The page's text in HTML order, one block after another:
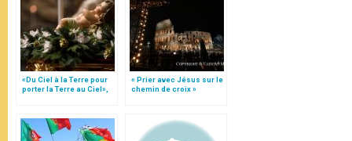
«Du Ciel à la Terre pour
porter la Terre au Ciel»,
« Prier avec Jésus sur le
chemin de croix »